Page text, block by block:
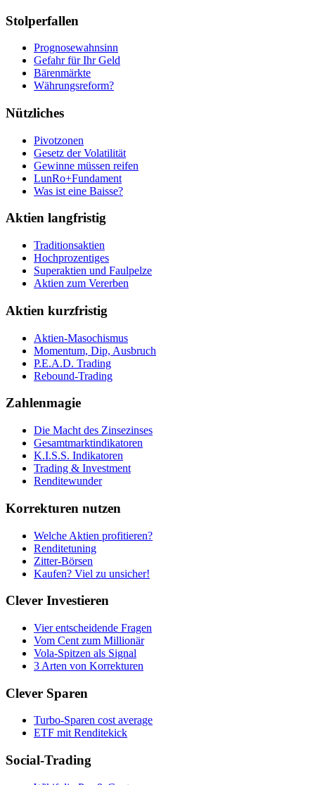
Stolperfallen
Prognosewahnsinn
Gefahr für Ihr Geld
Bärenmärkte
Währungsreform?
Nützliches
Pivotzonen
Gesetz der Volatilität
Gewinne müssen reifen
LunRo+Fundament
Was ist eine Baisse?
Aktien langfristig
Traditionsaktien
Hochprozentiges
Superaktien und Faulpelze
Aktien zum Vererben
Aktien kurzfristig
Aktien-Masochismus
Momentum, Dip, Ausbruch
P.E.A.D. Trading
Rebound-Trading
Zahlenmagie
Die Macht des Zinsezinses
Gesamtmarktindikatoren
K.I.S.S. Indikatoren
Trading & Investment
Renditewunder
Korrekturen nutzen
Welche Aktien profitieren?
Renditetuning
Zitter-Börsen
Kaufen? Viel zu unsicher!
Clever Investieren
Vier entscheidende Fragen
Vom Cent zum Millionär
Vola-Spitzen als Signal
3 Arten von Korrekturen
Clever Sparen
Turbo-Sparen cost average
ETF mit Renditekick
Social-Trading